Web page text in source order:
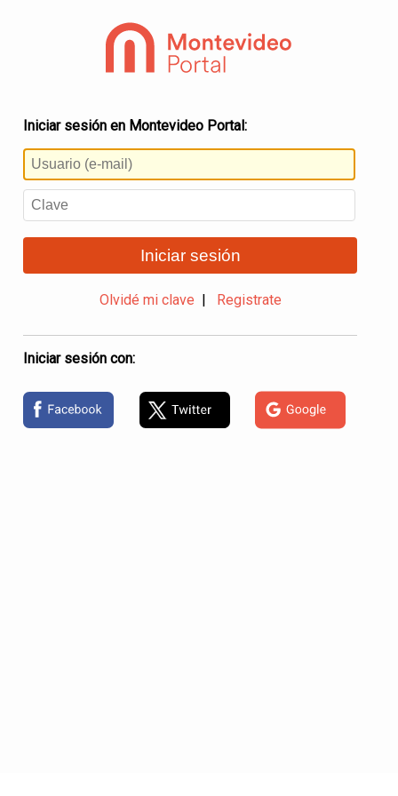
Iniciar sesión en Montevideo Portal:
Iniciar sesión
Olvidé mi clave Registrate
Iniciar sesión con: